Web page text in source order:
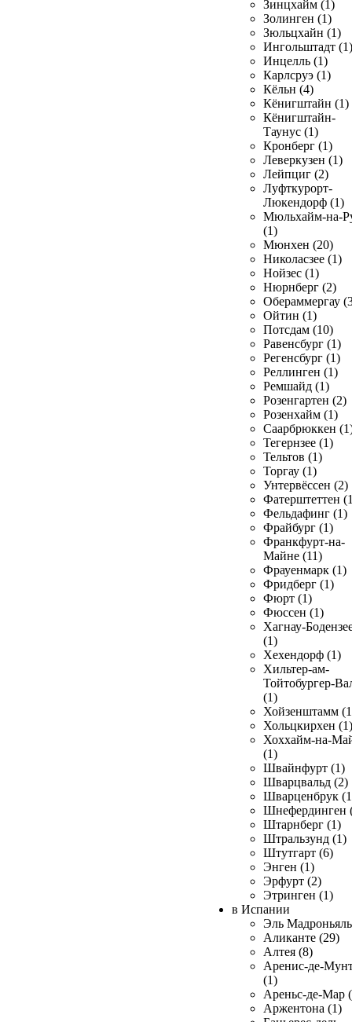
Зинцхайм (1)
Золинген (1)
Зюльцхайн (1)
Ингольштадт (1)
Инцелль (1)
Карлсруэ (1)
Кёльн (4)
Кёнигштайн (1)
Кёнигштайн-
Таунус (1)
Кронберг (1)
Леверкузен (1)
Лейпциг (2)
Луфткурорт-
Люкендорф (1)
Мюльхайм-на-
(1)
Мюнхен (20)
Николасзее (1)
Нойзес (1)
Нюрнберг (2)
Обераммергау
Ойтин (1)
Потсдам (10)
Равенсбург (1)
Регенсбург (1)
Реллинген (1)
Ремшайд (1)
Розенгартен (2)
Розенхайм (1)
Саарбрюккен
Тегернзее (1)
Тельтов (1)
Торгау (1)
Унтервёссен (2)
Фатерштеттен
Фельдафинг (1)
Фрайбург (1)
Франкфурт-на-
Майне (11)
Фрауенмарк (1)
Фридберг (1)
Фюрт (1)
Фюссен (1)
Хагнау-
(1)
Хехендорф (1)
Хильтер-ам-
Тойтобургер-
(1)
Хойзенштамм
Хольцкирхен (1)
Хоххайм-на-
(1)
Швайнфурт (1)
Шварцвальд (2)
Шварценбрук
Шнефердинген
Штарнберг (1)
Штральзунд (1)
Штутгарт (6)
Энген (1)
Эрфурт (2)
Этринген (1)
в Испании
Эль
Аликанте (29)
Алтея (8)
Аренис-де-
(1)
Ареньс-де-Мар
Аржентона (1)